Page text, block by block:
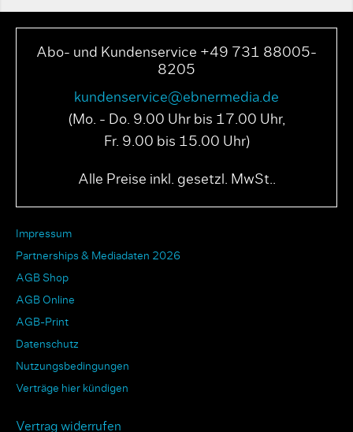
Abo- und Kundenservice +49 731 88005-
8205
kundenservice@ebnermedia.de
(Mo. - Do. 9.00 Uhr bis 17.00 Uhr,
Fr. 9.00 bis 15.00 Uhr)
Alle Preise inkl. gesetzl. MwSt..
Impressum
Partnerships & Mediadaten 2026
AGB Shop
AGB Online
AGB-Print
Datenschutz
Nutzungsbedingungen
Verträge hier kündigen
Vertrag widerrufen